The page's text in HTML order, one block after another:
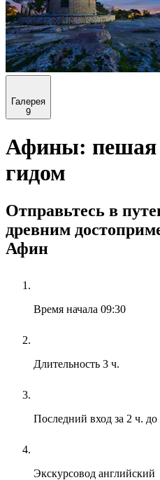
Галерея
9
Афины: пешая
гидом
Отправьтесь в
древним
Афин
Время начала 09:30
Длительность 3 ч.
Последний вход за 2 ч.
Экскурсовод английский